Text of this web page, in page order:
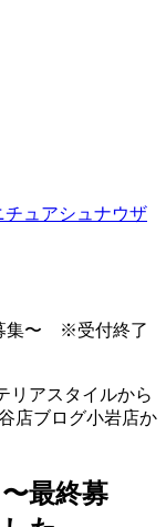
チュアシュナウザ
集〜 ※受付終了
リアスタイルから
店ブログ小岩店か
最終募